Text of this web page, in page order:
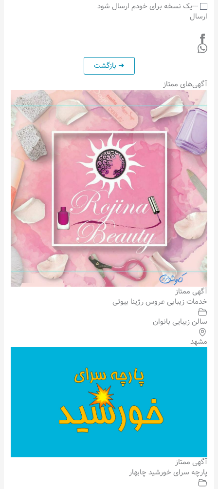
---یک نسخه برای خودم ارسال شود
ارسال
آگهی‌های ممتاز
آگهی ممتاز
خدمات زیبایی عروس رژینا بیوتی
سالن زیبایی بانوان
مشهد
آگهی ممتاز
پارچه سرای خورشید چابهار